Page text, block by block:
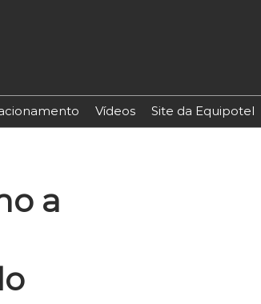
Vídeos Site da Equipotel
a